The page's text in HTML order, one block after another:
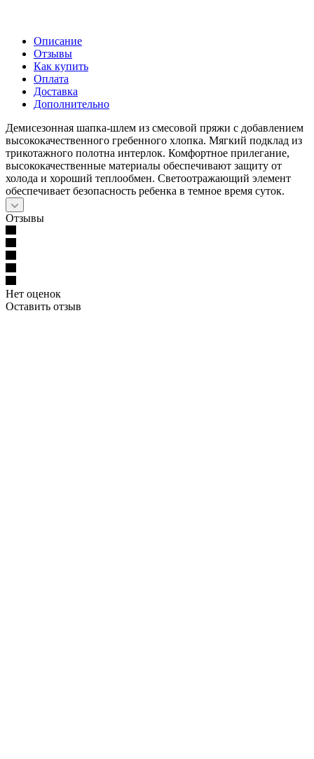
Описание
Отзывы
Как купить
Оплата
Доставка
Дополнительно
Демисезонная шапка-шлем из смесовой пряжи с добавлением
высококачественного гребенного хлопка. Мягкий подклад из
трикотажного полотна интерлок. Комфортное прилегание,
высококачественные материалы обеспечивают защиту от
холода и хороший теплообмен. Светоотражающий элемент
обеспечивает безопасность ребенка в темное время суток.
Отзывы
Нет оценок
Оставить отзыв